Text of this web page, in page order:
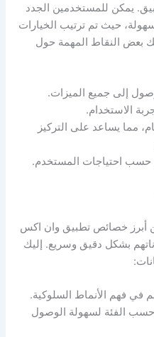
يمكن للمستخدمين الجدد
حيث تم ترتيب الخيارات
بعض النقاط المهمة حول
إلى جميع الميزات.
الاستخدام.
مما يساعد على التركيز
حسب احتياجات المستخدم.
من أبرز خصائص تطبيق وان اكس
بشكل دقيق وسريع. إليك
في فهم الأنماط السلوكية.
حسب الفئة لسهولة الوصول